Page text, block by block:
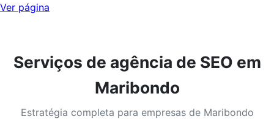
Ver página
Serviços de agência de SEO em
Maribondo
Estratégia completa para empresas de Maribondo